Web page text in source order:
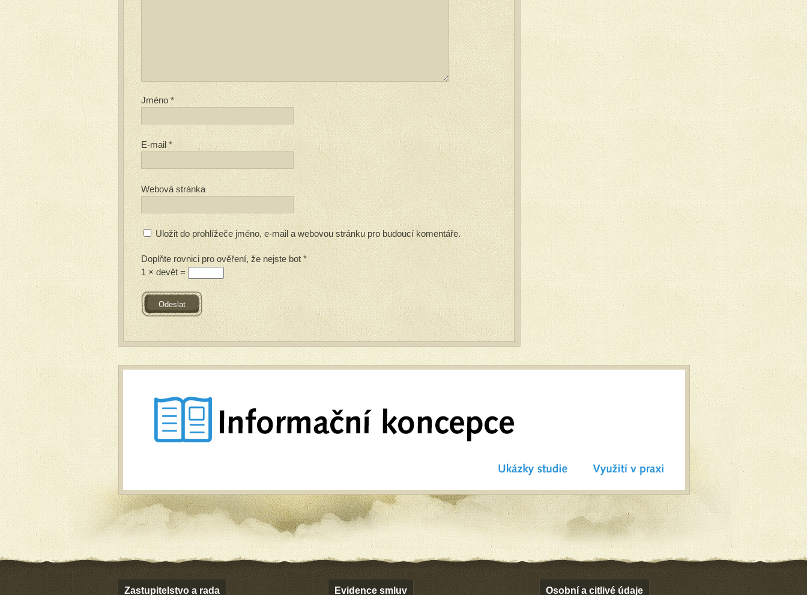
Jméno *
E-mail*
Webová stránka
Uložit do prohlížeče jméno, e-mail a webovou stránku pro budoucí komentáře.
Doplňte rovnici pro ověření, že nejste bot *
1 × devět =
Zastupitelstvo a rada Evidence smluv Osobní a citlivé údaje